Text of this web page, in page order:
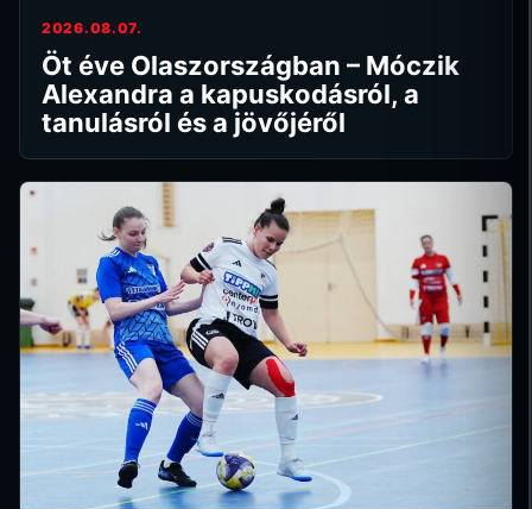
2026.08.07.
Öt éve Olaszországban – Móczik
Alexandra a kapuskodásról, a
tanulásról és a jövőjéről